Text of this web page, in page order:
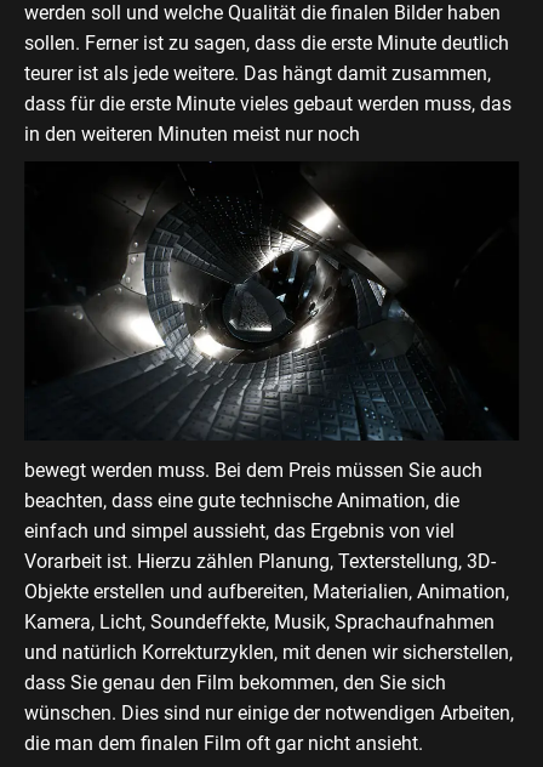
werden soll und welche Qualität die finalen Bilder haben
sollen. Ferner ist zu sagen, dass die erste Minute deutlich
teurer ist als jede weitere. Das hängt damit zusammen,
dass für die erste Minute vieles gebaut werden muss, das
in den weiteren Minuten meist nur noch
bewegt werden muss. Bei dem Preis müssen Sie auch
beachten, dass eine gute technische Animation, die
einfach und simpel aussieht, das Ergebnis von viel
Vorarbeit ist. Hierzu zählen Planung, Texterstellung, 3D-
Objekte erstellen und aufbereiten, Materialien, Animation,
Kamera, Licht, Soundeffekte, Musik, Sprachaufnahmen
und natürlich Korrekturzyklen, mit denen wir sicherstellen,
dass Sie genau den Film bekommen, den Sie sich
wünschen. Dies sind nur einige der notwendigen Arbeiten,
die man dem finalen Film oft gar nicht ansieht.